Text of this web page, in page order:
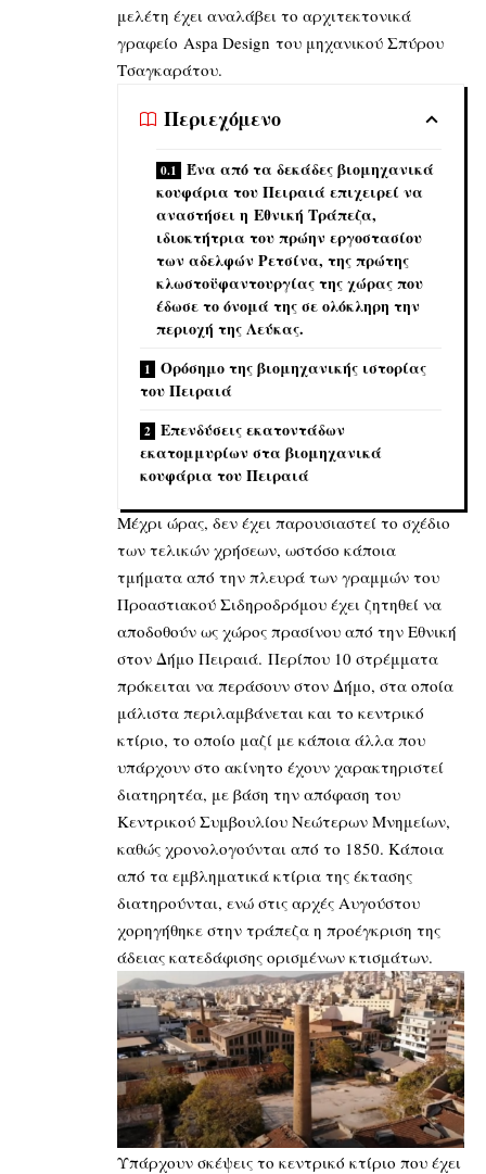
μελέτη έχει αναλάβει το αρχιτεκτονικά
γραφείο Aspa Design του μηχανικού Σπύρου
Τσαγκαράτου.
Περιεχόμενο
Ένα από τα δεκάδες βιομηχανικά
κουφάρια του Πειραιά επιχειρεί να
αναστήσει η Εθνική Τράπεζα,
ιδιοκτήτρια του πρώην εργοστασίου
των αδελφών Ρετσίνα, της πρώτης
κλωστοϋφαντουργίας της χώρας που
έδωσε το όνομά της σε ολόκληρη την
περιοχή της Λεύκας.
Ορόσημο της βιομηχανικής ιστορίας
του Πειραιά
Επενδύσεις εκατοντάδων
εκατομμυρίων στα βιομηχανικά
κουφάρια του Πειραιά
Μέχρι ώρας, δεν έχει παρουσιαστεί το σχέδιο
των τελικών χρήσεων, ωστόσο κάποια
τμήματα από την πλευρά των γραμμών του
Προαστιακού Σιδηροδρόμου έχει ζητηθεί να
αποδοθούν ως χώρος πρασίνου από την Εθνική
στον Δήμο Πειραιά. Περίπου 10 στρέμματα
πρόκειται να περάσουν στον Δήμο, στα οποία
μάλιστα περιλαμβάνεται και το κεντρικό
κτίριο, το οποίο μαζί με κάποια άλλα που
υπάρχουν στο ακίνητο έχουν χαρακτηριστεί
διατηρητέα, με βάση την απόφαση του
Κεντρικού Συμβουλίου Νεώτερων Μνημείων,
καθώς χρονολογούνται από το 1850. Κάποια
από τα εμβληματικά κτίρια της έκτασης
διατηρούνται, ενώ στις αρχές Αυγούστου
χορηγήθηκε στην τράπεζα η προέγκριση της
άδειας κατεδάφισης ορισμένων κτισμάτων.
Υπάρχουν σκέψεις το κεντρικό κτίριο που έχει